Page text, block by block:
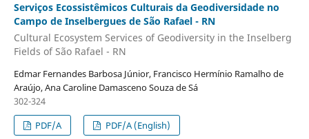
Serviços Ecossistêmicos Culturais da Geodiversidade no
Campo de Inselbergues de São Rafael - RN
Cultural Ecosystem Services of Geodiversity in the Inselberg
Fields of São Rafael - RN
Edmar Fernandes Barbosa Júnior, Francisco Hermínio Ramalho de
Araújo, Ana Caroline Damasceno Souza de Sá
302-324
PDF/A
PDF/A (English)